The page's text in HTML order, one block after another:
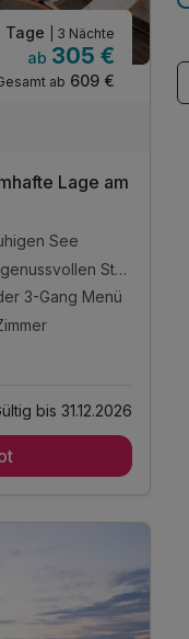
Tage | 3 Nächte
ab 305 €
ab 609 €
Lage am
See
3 x Frühstücksbuffet für einen genussvollen Start
3-Gang Menü
& Saunatuch
bis 31.12.2026